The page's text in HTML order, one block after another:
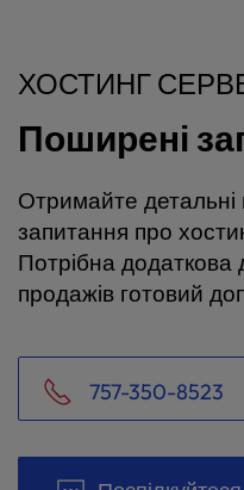
ХОСТИНГ
Поширені
Отримайте детальні
запитання про
Потрібна додаткова
продажів готовий
757-350-8523